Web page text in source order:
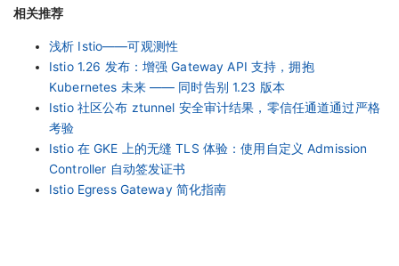
相关推荐
浅析 Istio——可观测性
Istio 1.26 发布：增强 Gateway API 支持，拥抱
Kubernetes 未来 —— 同时告别 1.23 版本
Istio 社区公布 ztunnel 安全审计结果，零信任通道通过严格
考验
Istio 在 GKE 上的无缝 TLS 体验：使用自定义 Admission
Controller 自动签发证书
Istio Egress Gateway 简化指南